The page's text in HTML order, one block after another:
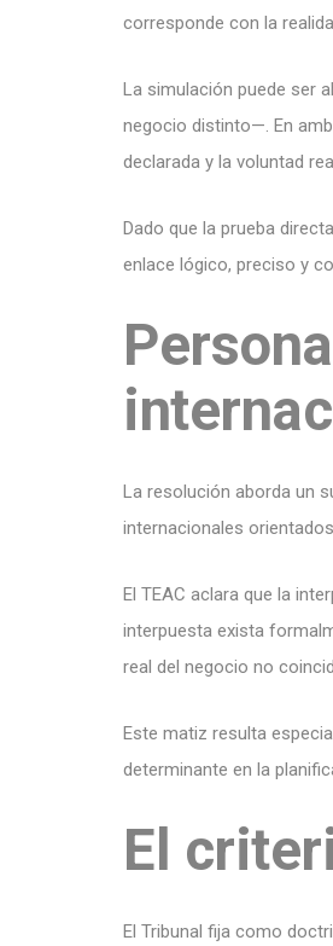
corresponde con la
La simulación puede ser
negocio distinto—. En
declarada y la voluntad
Dado que la prueba
enlace lógico, preciso y
La resolución aborda un
internacionales
El TEAC aclara que la
interpuesta exista
real del negocio no
Este matiz resulta
determinante en la
El
El Tribunal fija como